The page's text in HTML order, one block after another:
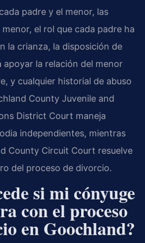
padre y el menor, las
el rol que cada padre ha
la crianza, la disposición de
apoyar la relación del menor
y cualquier historial de abuso
County Juvenile and
District Court maneja
independientes, mientras
County Circuit Court resuelve
del proceso de divorcio.
si mi cónyuge
con el proceso
en Goochland?